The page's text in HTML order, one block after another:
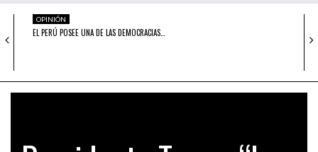
ECONOMÍA
SOCIEDAD
OPINIÓN
OPINIÓN
EL PERÚ POSEE UNA DE LAS DEMOCRACIAS…
CLAUDIA CISNEROS: ESTAS SON TODAS LAS